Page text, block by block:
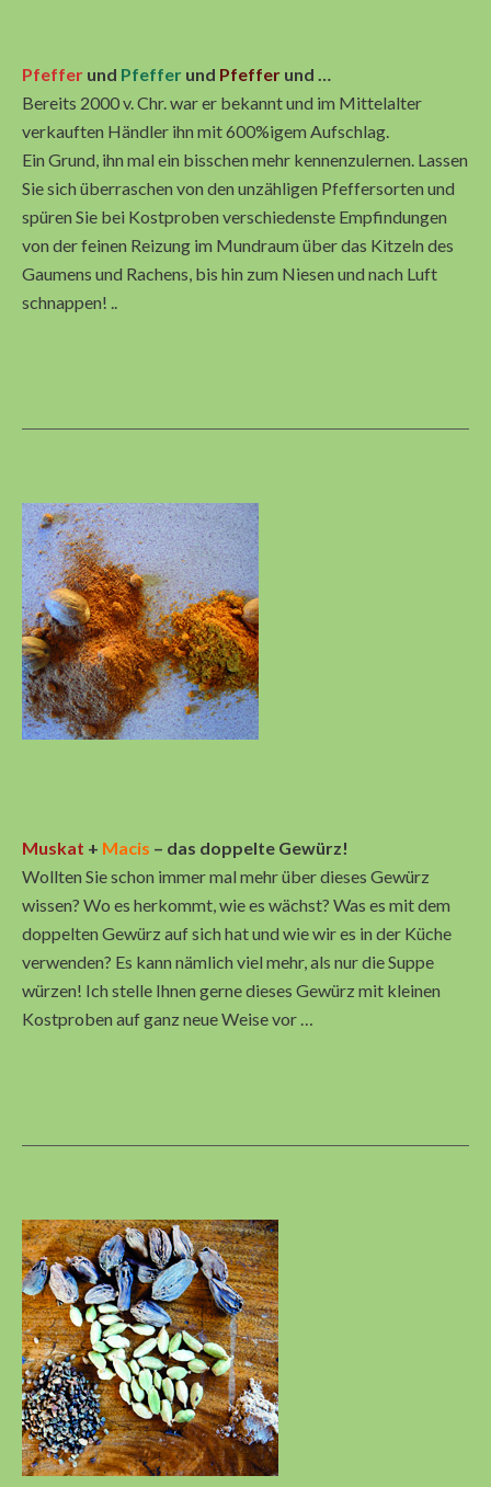
Pfeffer und Pfeffer und Pfeffer und …
Bereits 2000 v. Chr. war er bekannt und im Mittelalter
verkauften Händler ihn mit 600%igem Aufschlag.
Ein Grund, ihn mal ein bisschen mehr kennenzulernen. Lassen
Sie sich überraschen von den unzähligen Pfeffersorten und
spüren Sie bei Kostproben verschiedenste Empfindungen
von der feinen Reizung im Mundraum über das Kitzeln des
Gaumens und Rachens, bis hin zum Niesen und nach Luft
schnappen! ..
Muskat + Macis – das doppelte Gewürz!
Wollten Sie schon immer mal mehr über dieses Gewürz
wissen? Wo es herkommt, wie es wächst? Was es mit dem
doppelten Gewürz auf sich hat und wie wir es in der Küche
verwenden? Es kann nämlich viel mehr, als nur die Suppe
würzen! Ich stelle Ihnen gerne dieses Gewürz mit kleinen
Kostproben auf ganz neue Weise vor …